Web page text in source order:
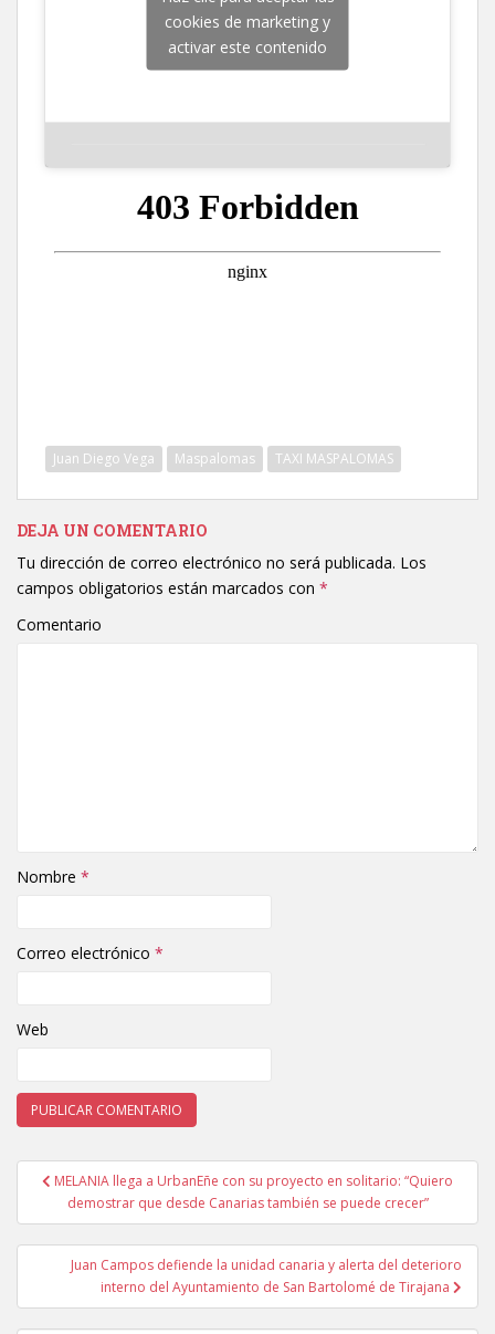
cookies de marketing y
activar este contenido
Juan Diego Vega Maspalomas TAXI MASPALOMAS
DEJA UN COMENTARIO
Tu dirección de correo electrónico no será publicada. Los
campos obligatorios están marcados con *
Comentario
Nombre *
Correo electrónico *
Web
Navegación de entradas
MELANIA llega a UrbanEñe con su proyecto en solitario: “Quiero
demostrar que desde Canarias también se puede crecer”
Juan Campos defiende la unidad canaria y alerta del deterioro
interno del Ayuntamiento de San Bartolomé de Tirajana